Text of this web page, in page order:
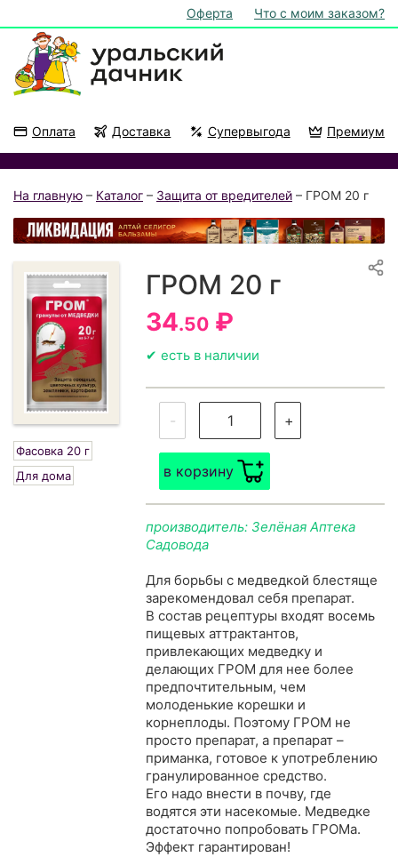
Оферта Что с моим заказом?
Оплата Доставка Супервыгода Премиум
На главную – Каталог – Защита от вредителей – ГРОМ 20 г
Фасовка 20 г
Для дома
ГРОМ 20 г
34.50 ₽
✔ есть в наличии
- +
в корзину
производитель: Зелёная Аптека
Садовода
Для борьбы с медведкой блестяще
зарекомендовал себя препарат.
В состав рецептуры входят восемь
пищевых аттрактантов,
привлекающих медведку и
делающих ГРОМ для нее более
предпочтительным, чем
молоденькие корешки и
корнеплоды. Поэтому ГРОМ не
просто препарат, а препарат –
приманка, готовое к употреблению
гранулированное средство.
Его надо внести в почву, где
водятся эти насекомые. Медведке
достаточно попробовать ГРОМа.
Эффект гарантирован!